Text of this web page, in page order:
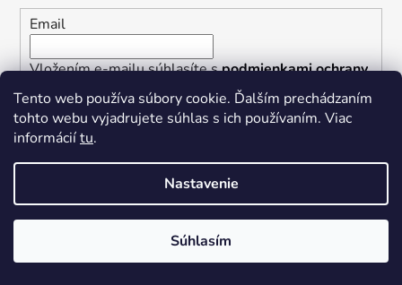
Tento web používa súbory cookie. Ďalším prechádzaním
tohto webu vyjadrujete súhlas s ich používaním. Viac
informáciítu.
Nastavenie
Súhlasím
Email
Vložením e-mailu súhlasíte spodmienkami ochrany
osobných údajov
PRIHLÁSIŤ SA
Kontakt
velkoobchod@topvape.sk